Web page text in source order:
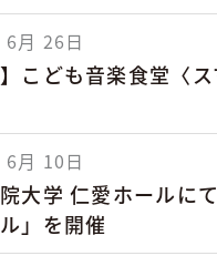
月 26日
】こども音楽食堂〈
月 10日
大学 仁愛ホールに
」を開催